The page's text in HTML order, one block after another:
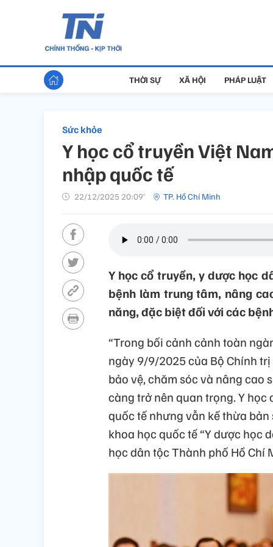
THỜI SỰ XÃ HỘI PHÁP LUẬT
Sức khỏe
Y học cổ truyền Việt
nhập quốc tế
22/12/2025 20:09’ TP. Hồ Chí Minh
Y học cổ truyền, y dược học
bệnh làm trung tâm, nâng
năng, đặc biệt đối với các
“Trong bối cảnh cảnh toàn
ngày 9/9/2025 của Bộ Chính
bảo vệ, chăm sóc và nâng cao
càng trở nên quan trọng. Y
quốc tế nhưng vẫn kế thừa
khoa học quốc tế “Y dược học
học dân tộc Thành phố Hồ Chí